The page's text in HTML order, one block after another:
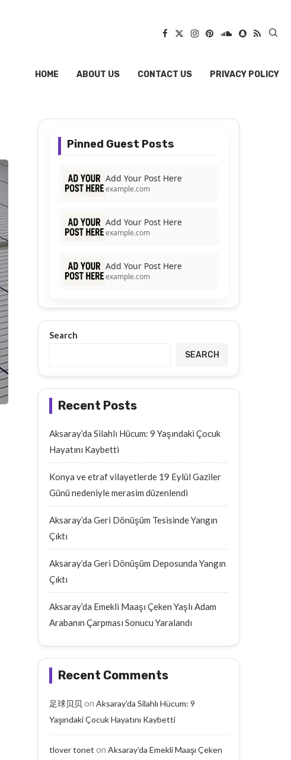
HOME ABOUT US CONTACT US PRIVACY POLICY
Pinned Guest Posts
Add Your Post Here
example.com
Add Your Post Here
example.com
Add Your Post Here
example.com
Search
SEARCH
Recent Posts
Aksaray’da Silahlı Hücum: 9 Yaşındaki Çocuk
Hayatını Kaybetti
Konya ve etraf vilayetlerde 19 Eylül Gaziler
Günü nedeniyle merasim düzenlendi
Aksaray’da Geri Dönüşüm Tesisinde Yangın
Çıktı
Aksaray’da Geri Dönüşüm Deposunda Yangın
Çıktı
Aksaray’da Emekli Maaşı Çeken Yaşlı Adam
Arabanın Çarpması Sonucu Yaralandı
Recent Comments
足球贝贝 on Aksaray’da Silahlı Hücum: 9
Yaşındaki Çocuk Hayatını Kaybetti
tlover tonet on Aksaray’da Emekli Maaşı Çeken